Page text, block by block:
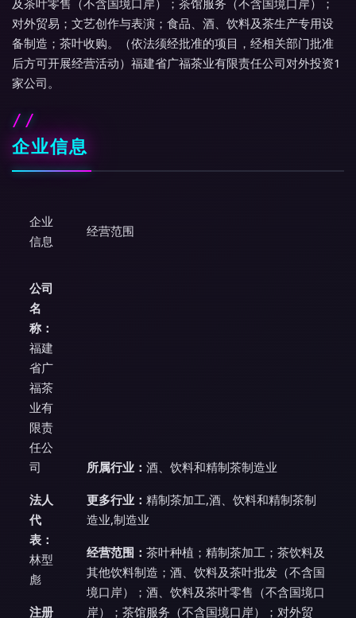
及茶叶零售（不含国境口岸）；茶馆服务（不含国境口岸）；
对外贸易；文艺创作与表演；食品、酒、饮料及茶生产专用设
备制造；茶叶收购。（依法须经批准的项目，经相关部门批准
后方可开展经营活动）福建省广福茶业有限责任公司对外投资1
家公司。
企业信息
企业
信息
经营范围
公司
名
称：
福建
省广
福茶
业有
限责
任公
司
法人
代
表：
林型
彪
注册
所属行业： 酒、饮料和精制茶制造业
更多行业： 精制茶加工,酒、饮料和精制茶制
造业,制造业
经营范围： 茶叶种植；精制茶加工；茶饮料及
其他饮料制造；酒、饮料及茶叶批发（不含国
境口岸）；酒、饮料及茶叶零售（不含国境口
岸）；茶馆服务（不含国境口岸）；对外贸